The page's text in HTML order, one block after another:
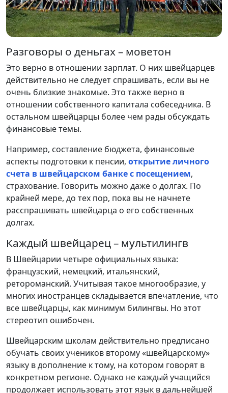
Разговоры о деньгах – моветон
Это верно в отношении зарплат. О них швейцарцев
действительно не следует спрашивать, если вы не
очень близкие знакомые. Это также верно в
отношении собственного капитала собеседника. В
остальном швейцарцы более чем рады обсуждать
финансовые темы.
Например, составление бюджета, финансовые
аспекты подготовки к пенсии, открытие личного
счета в швейцарском банке с посещением,
страхование. Говорить можно даже о долгах. По
крайней мере, до тех пор, пока вы не начнете
расспрашивать швейцарца о его собственных
долгах.
Каждый швейцарец – мультилингв
В Швейцарии четыре официальных языка:
французский, немецкий, итальянский,
ретороманский. Учитывая такое многообразие, у
многих иностранцев складывается впечатление, что
все швейцарцы, как минимум билингвы. Но этот
стереотип ошибочен.
Швейцарским школам действительно предписано
обучать своих учеников второму «швейцарскому»
языку в дополнение к тому, на котором говорят в
конкретном регионе. Однако не каждый учащийся
продолжает использовать этот язык в дальнейшей